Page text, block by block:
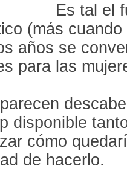
Es tal el
(más
años se
para las
disponible
cómo
de hacerlo.